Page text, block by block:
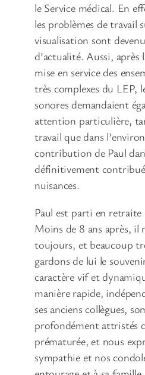
le Service médical. En
les problèmes de travail
visualisation sont
d’actualité. Aussi,
mise en service des
très complexes du LEP,
sonores demandaient
attention particulière,
travail que dans
contribution de Paul
définitivement
nuisances.
Paul est parti en
Moins de 8 ans après,
toujours, et beaucoup
gardons de lui le
caractère vif et
manière rapide,
ses anciens collègues,
profondément attristés
prématurée, et nous
sympathie et nos